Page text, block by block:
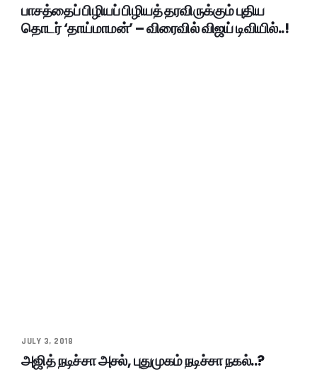
பாசத்தைப் பிழியப் பிழியத் தரவிருக்கும் புதிய
தொடர் ‘தாய்மாமன்’ – விரைவில் விஜய் டிவியில்..!
JULY 3, 2018
அஜித் நடிச்சா அசல், புதுமுகம் நடிச்சா நகல்..?